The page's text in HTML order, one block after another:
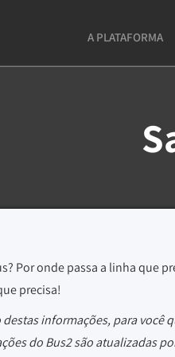
A PLATAFORMA
Por onde passa a linha que
precisa!
informações, para
do Bus2 são atualizadas